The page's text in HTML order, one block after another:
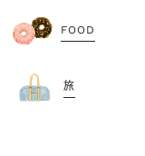
FOOD
旅